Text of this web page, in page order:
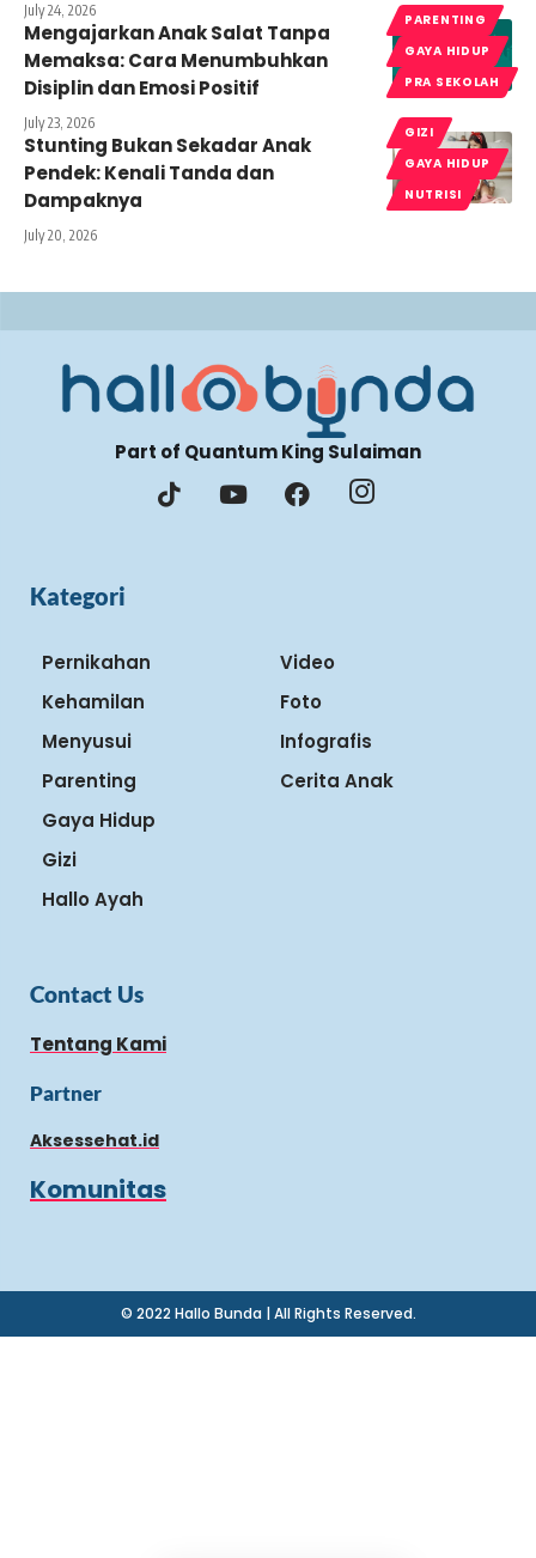
July 24, 2026
PARENTING
GAYA HIDUP
PRA SEKOLAH
Mengajarkan Anak Salat Tanpa
Memaksa: Cara Menumbuhkan
Disiplin dan Emosi Positif
July 23, 2026
GIZI
GAYA HIDUP
NUTRISI
Stunting Bukan Sekadar Anak
Pendek: Kenali Tanda dan
Dampaknya
July 20, 2026
Part of Quantum King Sulaiman
Kategori
Pernikahan
Kehamilan
Menyusui
Parenting
Gaya Hidup
Gizi
Hallo Ayah
Video
Foto
Infografis
Cerita Anak
Contact Us
Tentang Kami
Partner
Aksessehat.id
Komunitas
© 2022 Hallo Bunda | All Rights Reserved.